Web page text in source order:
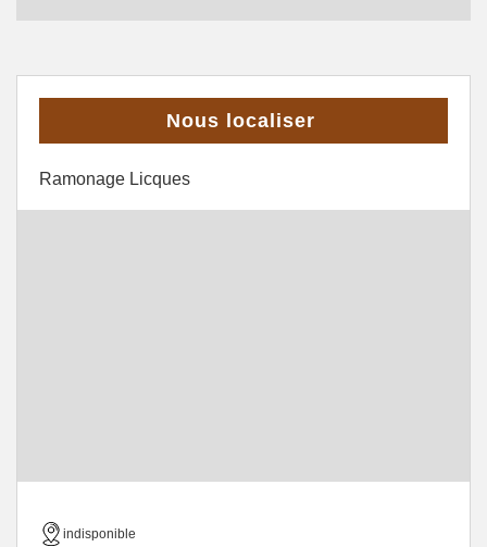
Nous localiser
Ramonage Licques
indisponible